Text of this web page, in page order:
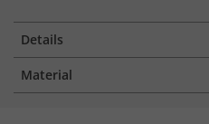
Details
Material